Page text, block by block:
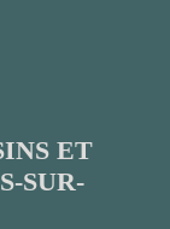
ET
SUR-